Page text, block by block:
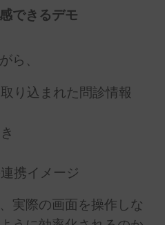
できるデモ
ら、
り込まれた問診情報
携イメージ
実際の画面を操作しな